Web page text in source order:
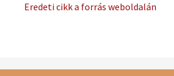
Eredeti cikk a forrás weboldalán